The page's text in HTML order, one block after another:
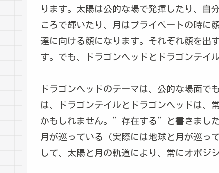
ります。太陽は公的な場で発揮したり、自
ころで輝いたり、月はプライベートの時に
達に向ける顔になります。それぞれ顔を出
す。でも、ドラゴンヘッドとドラゴンテイ
ドラゴンヘッドのテーマは、公的な場面で
は、ドラゴンテイルとドラゴンヘッドは、
かもしれません。”存在する”と書きまし
月が巡っている（実際には地球と月が巡っ
して、太陽と月の軌道により、常にオポジ